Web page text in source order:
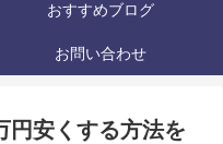
おすすめブログ
お問い合わせ
円安くする方法を